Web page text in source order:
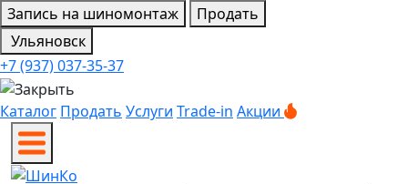
Запись на шиномонтаж
Продать
Ульяновск
+7 (937) 037-35-37
Каталог Продать Услуги Trade-in Акции